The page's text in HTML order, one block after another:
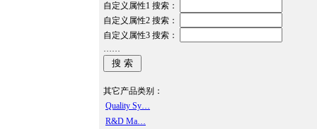
自定义属性1 搜索：
自定义属性2 搜索：
自定义属性3 搜索：
……
其它产品类别：
Quality Sy…
R&D Ma…